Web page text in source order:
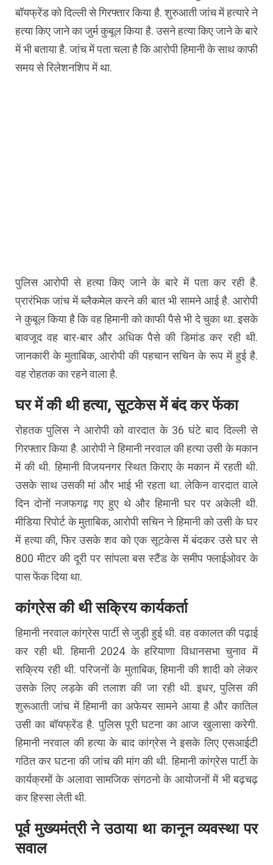
बॉयफ्रेंड को दिल्ली से गिरफ्तार किया है. शुरुआती जांच में हत्यारे ने
हत्या किए जाने का जुर्म कुबूल किया है. उसने हत्या किए जाने के बारे
में भी बताया है. जांच में पता चला है कि आरोपी हिमानी के साथ काफी
समय से रिलेशनशिप में था.
पुलिस आरोपी से हत्या किए जाने के बारे में पता कर रही है.
प्रारंभिक जांच में ब्लैकमेल करने की बात भी सामने आई है. आरोपी
ने कुबूल किया है कि वह हिमानी को काफी पैसे भी दे चुका था. इसके
बावजूद वह बार-बार और अधिक पैसे की डिमांड कर रही थी.
जानकारी के मुताबिक, आरोपी की पहचान सचिन के रूप में हुई है.
वह रोहतक का रहने वाला है.
घर में की थी हत्या, सूटकेस में बंद कर फेंका
रोहतक पुलिस ने आरोपी को वारदात के 36 घंटे बाद दिल्ली से
गिरफ्तार किया है. आरोपी ने हिमानी नरवाल की हत्या उसी के मकान
में की थी. हिमानी विजयनगर स्थित किराए के मकान में रहती थी.
उसके साथ उसकी मां और भाई भी रहता था. लेकिन वारदात वाले
दिन दोनों नजफगढ़ गए हुए थे और हिमानी घर पर अकेली थी.
मीडिया रिपोर्ट के मुताबिक, आरोपी सचिन ने हिमानी को उसी के घर
में हत्या की, फिर उसके शव को एक सूटकेस में बंदकर उसे घर से
800 मीटर की दूरी पर सांपला बस स्टैंड के समीप फ्लाईओवर के
पास फेंक दिया था.
कांग्रेस की थी सक्रिय कार्यकर्ता
हिमानी नरवाल कांग्रेस पार्टी से जुड़ी हुई थी. वह वकालत की पढ़ाई
कर रही थी. हिमानी 2024 के हरियाणा विधानसभा चुनाव में
सक्रिय रही थी. परिजनों के मुताबिक, हिमानी की शादी को लेकर
उसके लिए लड़के की तलाश की जा रही थी. इधर, पुलिस की
शुरूआती जांच में हिमानी का अफेयर सामने आया है और कातिल
उसी का बॉयफ्रेंड है. पुलिस पूरी घटना का आज खुलासा करेगी.
हिमानी नरवाल की हत्या के बाद कांग्रेस ने इसके लिए एसआईटी
गठित कर घटना की जांच की मांग की थी. हिमानी कांग्रेस पार्टी के
कार्यक्रमों के अलावा सामजिक संगठनो के आयोजनों में भी बढ़चढ़
कर हिस्सा लेती थी.
पूर्व मुख्यमंत्री ने उठाया था कानून व्यवस्था पर
सवाल